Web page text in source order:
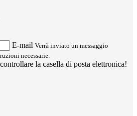
E-mail Verrà inviato un messaggio
necessarie.
la casella di posta elettronica!